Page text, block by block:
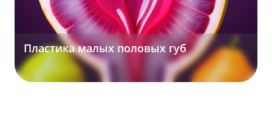
Пластика малых половых губ